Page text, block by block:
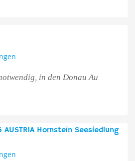
in den Donau Au
AUSTRIA Hornstein Seesiedlung